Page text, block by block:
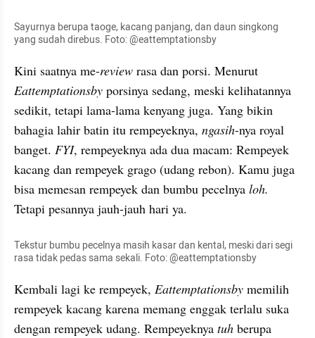
Sayurnya berupa taoge, kacang panjang, dan daun singkong
yang sudah direbus. Foto: @eattemptationsby
Kini saatnya me-review
Eattemptationsby porsinya sedang, meski kelihatannya
sedikit, tetapi lama-lama kenyang juga. Yang bikin
bahagia lahir batin itu rempeyeknya, ngasih-nya royal
banget. FYI, rempeyeknya ada dua macam: Rempeyek
kacang dan rempeyek grago (udang rebon). Kamu juga
bisa memesan rempeyek dan bumbu pecelnya
Tetapi pesannya jauh-jauh hari ya.
Tekstur bumbu pecelnya masih kasar dan kental, meski dari segi
rasa tidak pedas sama sekali. Foto: @eattemptationsby
Kembali lagi ke rempeyek, Eattemptationsby memilih
rempeyek kacang karena memang enggak terlalu suka
dengan rempeyek udang. Rempeyeknya tuh berupa